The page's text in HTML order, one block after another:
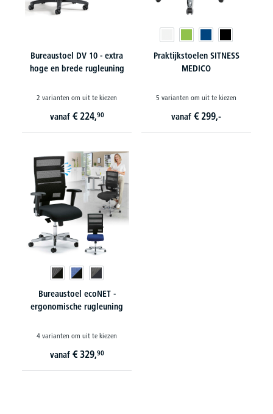
Bureaustoel DV 10 - extra
hoge en brede rugleuning
2 varianten om uit te kiezen
vanaf € 224,90
Praktijkstoelen SITNESS
MEDICO
5 varianten om uit te kiezen
vanaf € 299,-
Bureaustoel ecoNET -
ergonomische rugleuning
4 varianten om uit te kiezen
vanaf € 329,90